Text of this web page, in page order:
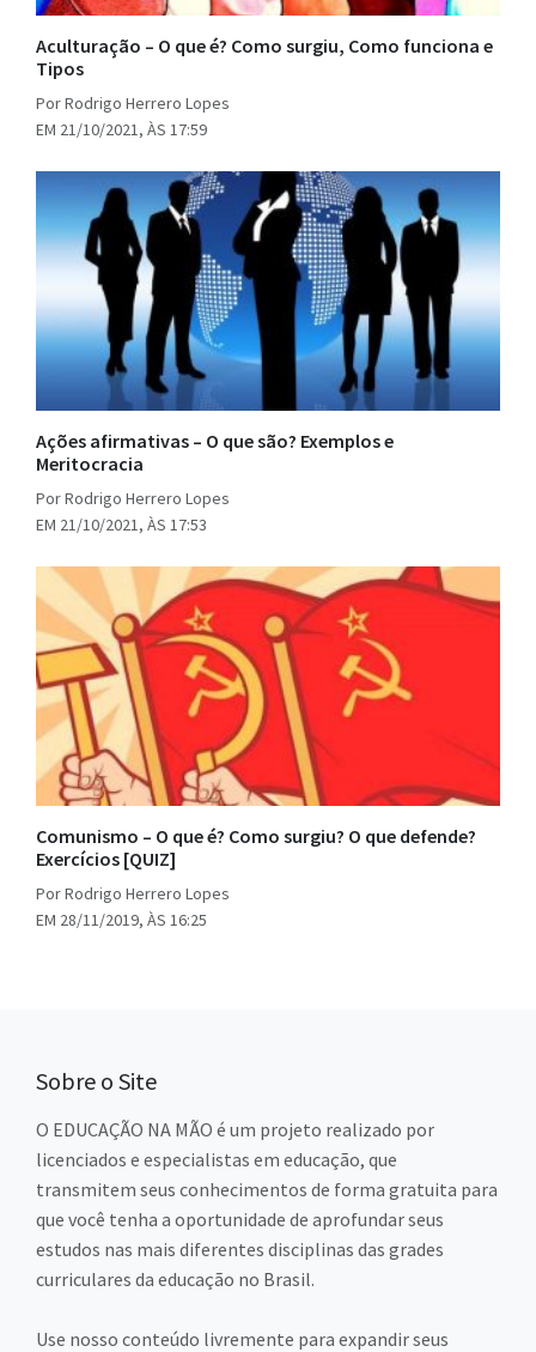
Aculturação – O que é? Como surgiu, Como funciona e
Tipos
Por Rodrigo Herrero Lopes
EM 21/10/2021, ÀS 17:59
Ações afirmativas – O que são? Exemplos e
Meritocracia
Por Rodrigo Herrero Lopes
EM 21/10/2021, ÀS 17:53
Comunismo – O que é? Como surgiu? O que defende?
Exercícios [QUIZ]
Por Rodrigo Herrero Lopes
EM 28/11/2019, ÀS 16:25
Sobre o Site
O EDUCAÇÃO NA MÃO é um projeto realizado por
licenciados e especialistas em educação, que
transmitem seus conhecimentos de forma gratuita para
que você tenha a oportunidade de aprofundar seus
estudos nas mais diferentes disciplinas das grades
curriculares da educação no Brasil.
Use nosso conteúdo livremente para expandir seus